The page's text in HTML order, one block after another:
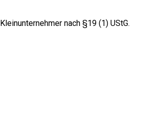
nach §19 (1) UStG.